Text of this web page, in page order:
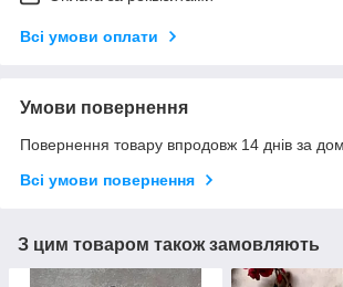
Всі умови оплати
Умови повернення
Повернення товару впродовж 14 днів за
Всі умови повернення
З цим товаром також замовляють